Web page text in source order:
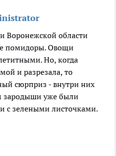
Воронежской области
помидоры. Овощи
Но, когда
и разрезала, то
сюрприз - внутри них
зародыши уже были
с зелеными листочками.